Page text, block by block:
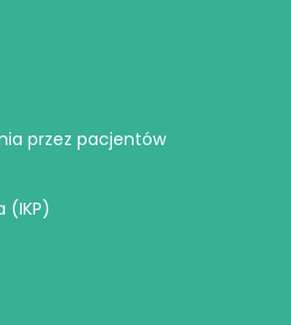
przez pacjentów
(IKP)